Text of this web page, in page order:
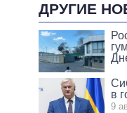
ДРУГИЕ
в
9